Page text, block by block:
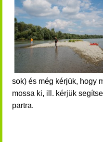
sok) és még kérjük, hogy
mossa ki, ill. kérjük
partra.